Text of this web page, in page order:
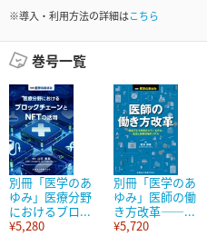
※導入・利用方法の詳細はこちら
巻号一覧
別冊「医学のあ
ゆみ」医療分野
におけるブロ...
¥5,280
別冊「医学のあ
ゆみ」医師の働
き方改革――...
¥5,720